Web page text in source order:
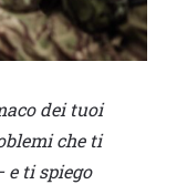
dei tuoi
che ti
e ti spiego